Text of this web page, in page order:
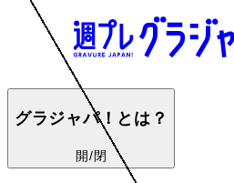
グラジャパ！とは？
開/閉